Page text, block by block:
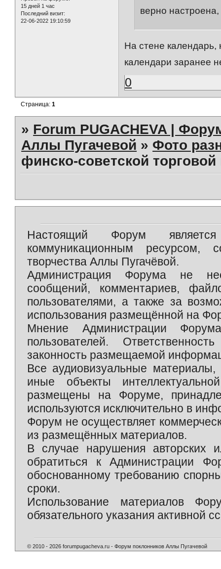
15 дней 1 час
Последний визит:
22-06-2022 19:10:59
верно настроена,
На стене
календари заранее
0
Страница:1
» Forum PUGACHEVA |
Аллы Пугачевой » Фото
финско-советской
Настоящий Форум является
коммуникационным ресурсом,
творчества Аллы Пугачёвой.
Администрация Форума не
сообщений, комментариев,
пользователями, а также за
использования размещённой на
Мнение Администрации
пользователей.
законность размещаемой
Все аудиовизуальные
иные объекты
размещены на Форуме,
используются исключительно в
Форум не осуществляет
из размещённых материалов.
В случае нарушения авторских
обратиться к Администрации
обоснованному требованию
сроки.
Использование материалов
обязательного указания активной
© 2010 - 2026 forumpugacheva.ru - Форум поклонников Аллы Пугачевой